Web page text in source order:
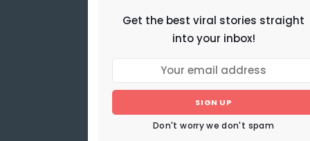
Get the best viral stories straight
into your inbox!
SIGN UP
Don't worry we don't spam